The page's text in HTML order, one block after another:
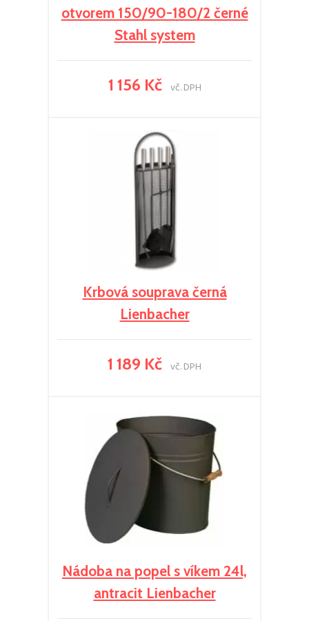
otvorem 150/90-180/2 černé
Stahl system
1 156 Kč vč. DPH
Krbová souprava černá
Lienbacher
1 189 Kč vč. DPH
Nádoba na popel s víkem 24l,
antracit Lienbacher